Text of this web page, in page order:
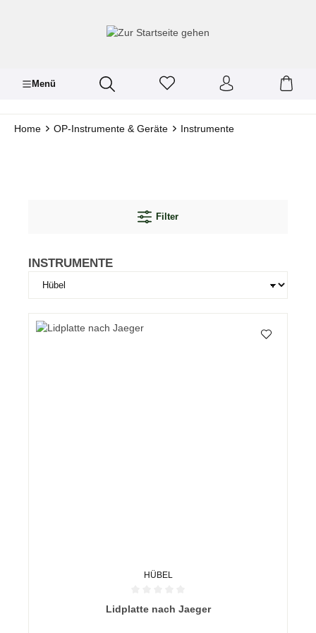
Menü
Home OP-Instrumente & Geräte Instrumente
Filter
INSTRUMENTE
HÜBEL
Durchschnittliche Bewertung von 0 von 5 Sternen
Lidplatte nach Jaeger